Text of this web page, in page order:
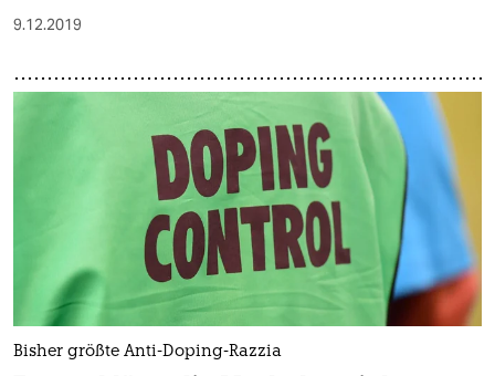
9.12.2019
Bisher größte Anti-Doping-Razzia